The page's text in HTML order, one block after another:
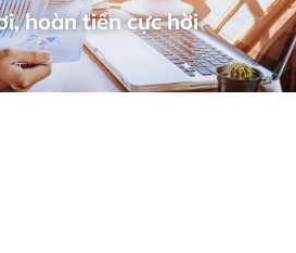
hoàn tiền cực hời